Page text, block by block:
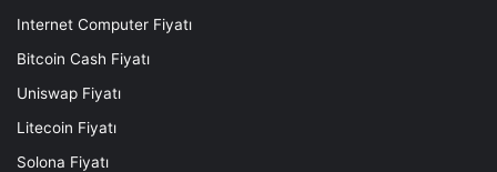
Internet Computer Fiyatı
Bitcoin Cash Fiyatı
Uniswap Fiyatı
Litecoin Fiyatı
Solona Fiyatı